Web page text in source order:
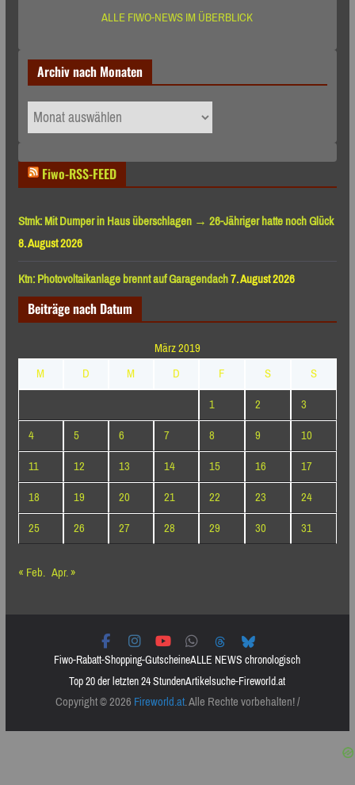
ALLE FIWO-NEWS IM ÜBERBLICK
Archiv nach Monaten
Archiv
nach
Fiwo-RSS-FEED
Stmk: Mit Dumper in Haus überschlagen → 26-Jähriger hatte noch Glück
8. August 2026
Ktn: Photovoltaikanlage brennt auf Garagendach7. August 2026
Beiträge nach Datum
März 2019
M
D M D F S
S
1
2
3
4
5 6 7 8 9
10
11
12 13 14 15 16
17
18
19 20 21 22 23
24
25
26 27 28 29 30
31
« Feb. Apr. »
Fiwo-Rabatt-Shopping-GutscheineALLE NEWS chronologisch
Top 20 der letzten 24 StundenArtikelsuche-Fireworld.at
Copyright © 2026Fireworld.at. Alle Rechte vorbehalten! /